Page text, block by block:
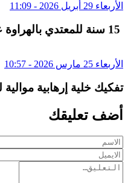
الأربعاء 29 أبريل 2026 - 11:09
الأربعاء 25 مارس 2026 - 10:57
تفكيك خلية إرهابية
أضف تعليقك